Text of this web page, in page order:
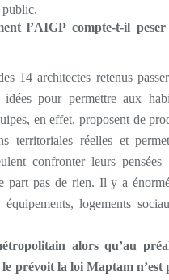
public.
l’AIGP compte-t-il
14 architectes retenus
pour permettre aux
en effet, proposent de
territoriales réelles et
confronter leurs pensées
part pas de rien. Il y a
logements
alors qu’au
prévoit la loi Maptam n’est